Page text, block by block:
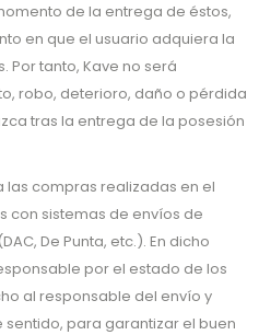
de la entrega de éstos,
en que el usuario adquiera la
tanto, Kave no será
robo, deterioro, daño o pérdida
tras la entrega de la posesión
las compras realizadas en el
con sistemas de envíos de
De Punta, etc.). En dicho
por el estado de los
al responsable del envío y
sentido, para garantizar el buen